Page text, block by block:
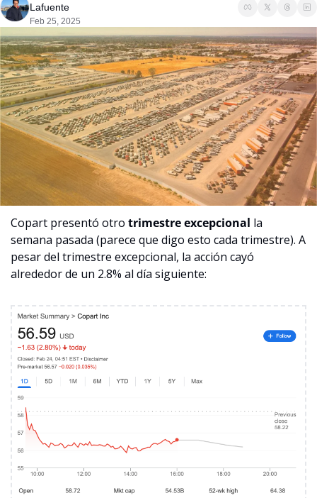
Lafuente
Feb 25, 2025
Copart presentó otro trimestre excepcional la
semana pasada (parece que digo esto cada trimestre). A
pesar del trimestre excepcional, la acción cayó
alrededor de un 2.8% al día siguiente: